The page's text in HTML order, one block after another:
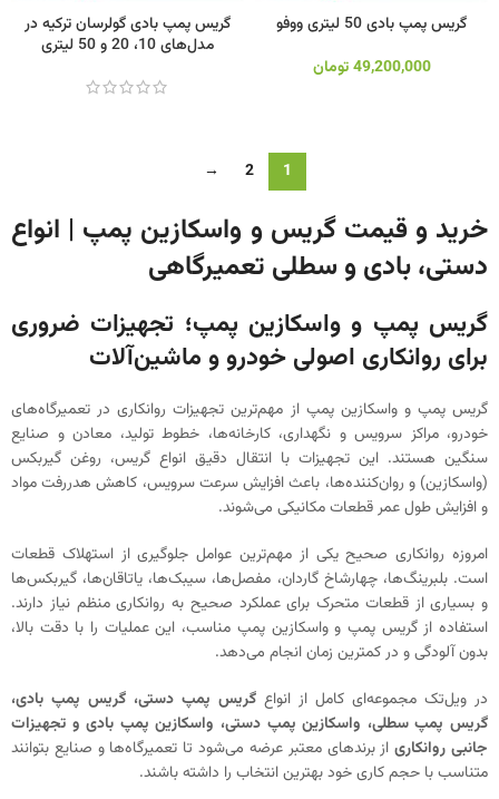
گریس پمپ بادی 50 لیتری ووفو
49,200,000 تومان
گریس پمپ بادی گولرسان ترکیه در
مدل‌های 10، 20 و 50 لیتری
1
2
→
خرید و قیمت گریس و واسکازین پمپ | انواع
دستی، بادی و سطلی تعمیرگاهی
گریس پمپ و واسکازین پمپ؛ تجهیزات ضروری
برای روانکاری اصولی خودرو و ماشین‌آلات
گریس پمپ و واسکازین پمپ از مهم‌ترین تجهیزات روانکاری در تعمیرگاه‌های
خودرو، مراکز سرویس و نگهداری، کارخانه‌ها، خطوط تولید، معادن و صنایع
سنگین هستند. این تجهیزات با انتقال دقیق انواع گریس، روغن گیربکس
(واسکازین) و روان‌کننده‌ها، باعث افزایش سرعت سرویس، کاهش هدررفت مواد
و افزایش طول عمر قطعات مکانیکی می‌شوند.
امروزه روانکاری صحیح یکی از مهم‌ترین عوامل جلوگیری از استهلاک قطعات
است. بلبرینگ‌ها، چهارشاخ گاردان، مفصل‌ها، سیبک‌ها، یاتاقان‌ها، گیربکس‌ها
و بسیاری از قطعات متحرک برای عملکرد صحیح به روانکاری منظم نیاز دارند.
استفاده از گریس پمپ و واسکازین پمپ مناسب، این عملیات را با دقت بالا،
بدون آلودگی و در کمترین زمان انجام می‌دهد.
در ویل‌تک مجموعه‌ای کامل از انواع گریس پمپ دستی، گریس پمپ بادی،
گریس پمپ سطلی، واسکازین پمپ دستی، واسکازین پمپ بادی و تجهیزات
جانبی روانکاریاز برندهای معتبر عرضه می‌شود تا تعمیرگاه‌ها و صنایع بتوانند
متناسب با حجم کاری خود بهترین انتخاب را داشته باشند.